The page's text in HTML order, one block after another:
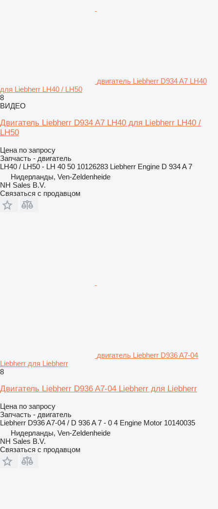
двигатель Liebherr D934 A7 LH40
для Liebherr LH40 / LH50
8
ВИДЕО
Двигатель Liebherr D934 A7 LH40 для Liebherr LH40 /
LH50
Цена по запросу
Запчасть - двигатель
LH40 / LH50 - LH 40 50 10126283 Liebherr Engine D 934 A 7
Нидерланды, Ven-Zeldenheide
NH Sales B.V.
Связаться с продавцом
двигатель Liebherr D936 A7-04
Liebherr для Liebherr
8
Двигатель Liebherr D936 A7-04 Liebherr для Liebherr
Цена по запросу
Запчасть - двигатель
Liebherr D936 A7-04 / D 936 A 7 - 0 4 Engine Motor 10140035
Нидерланды, Ven-Zeldenheide
NH Sales B.V.
Связаться с продавцом